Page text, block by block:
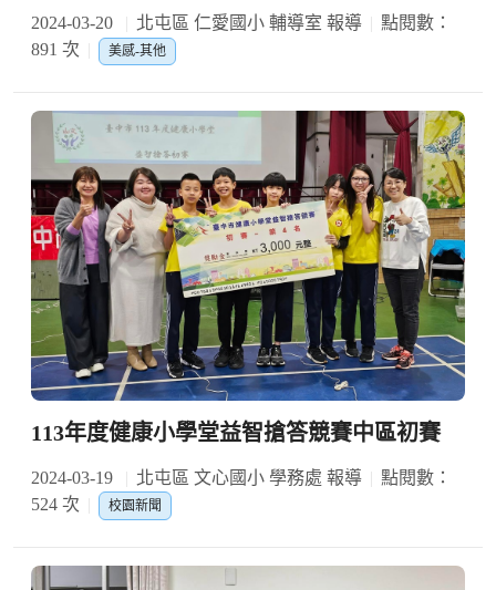
2024-03-20 北屯區 仁愛國小 輔導室 報導
點閱數：
891 次
美感-其他
113年度健康小學堂益智搶答競賽中區初賽
2024-03-19 北屯區 文心國小 學務處 報導
點閱數：
524 次
校園新聞